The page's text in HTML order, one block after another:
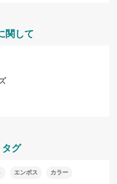
関して
タグ
エンボス カラー